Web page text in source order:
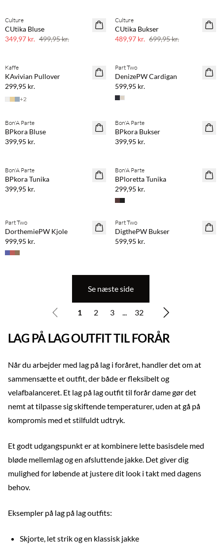
SAVE20
Culture
CUtika Bluse
349,97 kr. 499,95 kr.
SAVE20
Culture
CUtika Bukser
489,97 kr. 699,95 kr.
NYHED
Kaffe
KAvivian Pullover
299,95 kr.
+2
NYHED
Part Two
DenizePW Cardigan
599,95 kr.
NYHED
Bon'A Parte
BPkora Bluse
399,95 kr.
NYHED
Bon'A Parte
BPkora Bukser
399,95 kr.
NYHED
Bon'A Parte
BPkora Tunika
399,95 kr.
NYHED
Bon'A Parte
BPloretta Tunika
299,95 kr.
NYHED
Part Two
DorthemiePW Kjole
999,95 kr.
NYHED
Køb min. 2 & spar 20%
Part Two
DigthePW Bukser
599,95 kr.
Se næste side
1 2 3 ... 32
LAG PÅ LAG OUTFIT TIL FORÅR
Når du arbejder med lag på lag i foråret, handler det om at
sammensætte et outfit, der både er fleksibelt og
velafbalanceret. Et lag på lag outfit til forår dame gør det
nemt at tilpasse sig skiftende temperaturer, uden at gå på
kompromis med et stilfuldt udtryk.
Et godt udgangspunkt er at kombinere lette basisdele med
bløde mellemlag og en afsluttende jakke. Det giver dig
mulighed for løbende at justere dit look i takt med dagens
behov.
Eksempler på lag på lag outfits:
Skjorte, let strik og en klassisk jakke